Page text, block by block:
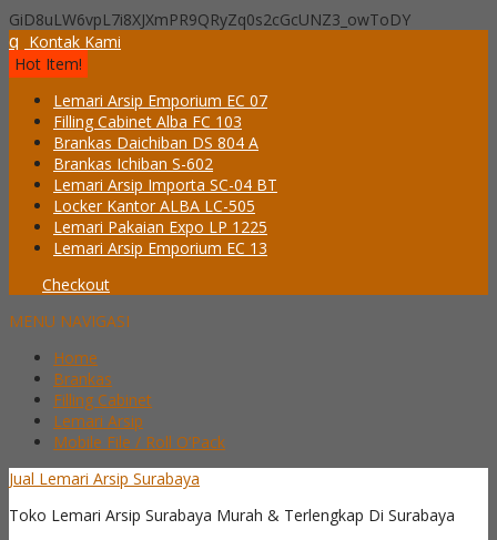
GiD8uLW6vpL7i8XJXmPR9QRyZq0s2cGcUNZ3_owToDY
q Kontak Kami
Hot Item!
Lemari Arsip Emporium EC 07
Filling Cabinet Alba FC 103
Brankas Daichiban DS 804 A
Brankas Ichiban S-602
Lemari Arsip Importa SC-04 BT
Locker Kantor ALBA LC-505
Lemari Pakaian Expo LP 1225
Lemari Arsip Emporium EC 13
Checkout
MENU NAVIGASI
Home
Brankas
Filling Cabinet
Lemari Arsip
Mobile File / Roll O’Pack
Jual Lemari Arsip Surabaya
Toko Lemari Arsip Surabaya Murah & Terlengkap Di Surabaya